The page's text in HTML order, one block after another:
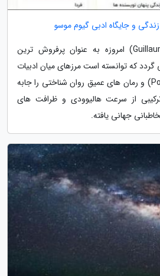
گیوم موسو (Guillaume Musso) امروزه به عنوان پرفروش ترین
که توانسته است مرزهای میان ادبیات
عامه پسند (Popular Fiction) و رمان های عمیق روان شناختی را جابه
از سرعت هالیوودی و ظرافت های
جهانی یافته.